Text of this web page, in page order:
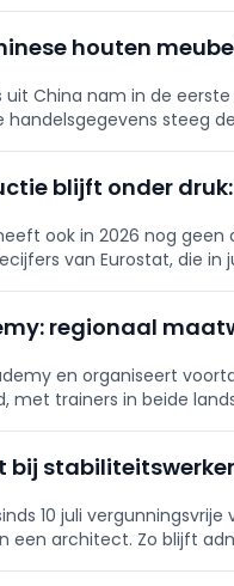
houten
China nam in de
steeg
blijft onder
ook in 2026 nog
van Eurostat, die in
regionaal
en organiseert
met trainers in beide
bij
10 juli
een architect. Zo blijft